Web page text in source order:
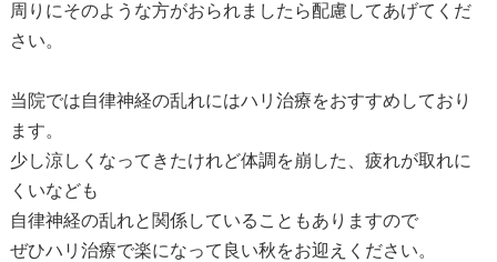
周りにそのような方がおられましたら配慮してあげてくだ
さい。
当院では自律神経の乱れにはハリ治療をおすすめしており
ます。
少し涼しくなってきたけれど体調を崩した、疲れが取れに
くいなども
自律神経の乱れと関係していることもありますので
ぜひハリ治療で楽になって良い秋をお迎えください。